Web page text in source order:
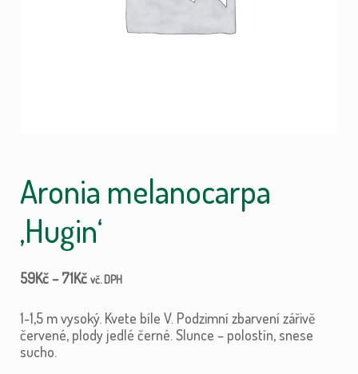
Aronia melanocarpa
‚Hugin‘
59Kč–71Kč vč. DPH
1-1,5 m vysoký. Kvete bíle V. Podzimní zbarvení zářivě
červené, plody jedlé černé. Slunce – polostín, snese
sucho.